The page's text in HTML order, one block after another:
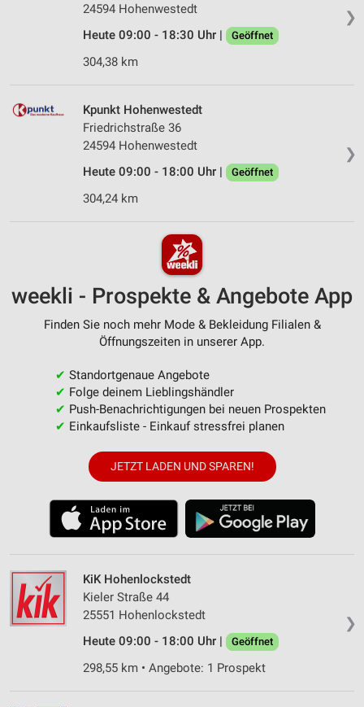
❯
24594 Hohenwestedt
Heute 09:00 - 18:30 Uhr |
Geöffnet
304,38 km
❯
Kpunkt Hohenwestedt
Friedrichstraße 36
24594 Hohenwestedt
Heute 09:00 - 18:00 Uhr |
Geöffnet
304,24 km
weekli - Prospekte & Angebote App
Finden Sie noch mehr Mode & Bekleidung Filialen &
Öffnungszeiten in unserer App.
✔ Standortgenaue Angebote
✔ Folge deinem Lieblingshändler
✔ Push-Benachrichtigungen bei neuen Prospekten
✔ Einkaufsliste - Einkauf stressfrei planen
JETZT LADEN UND SPAREN!
❯
KiK Hohenlockstedt
Kieler Straße 44
25551 Hohenlockstedt
Heute 09:00 - 18:00 Uhr |
Geöffnet
298,55 km • Angebote: 1 Prospekt